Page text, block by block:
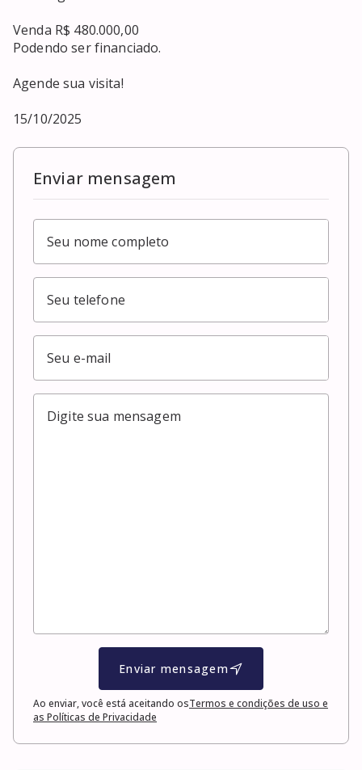
Venda R$ 480.000,00
Podendo ser financiado.
Agende sua visita!
15/10/2025
Enviar mensagem
Enviar mensagem
Ao enviar, você está aceitando osTermos e condições de uso e
as Políticas de Privacidade